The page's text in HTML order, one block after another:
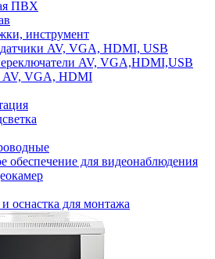
ПВХ
инструмент
AV, VGA, HDMI, USB
AV, VGA,HDMI,USB
AV, VGA, HDMI
обеспечение для видеонаблюдения
оснастка для монтажа